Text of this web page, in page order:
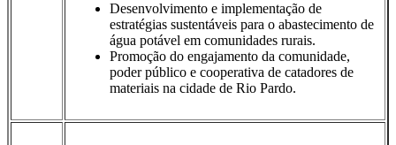
Desenvolvimento e implementação de
estratégias sustentáveis para o abastecimento de
água potável em comunidades rurais.
Promoção do engajamento da comunidade,
poder público e cooperativa de catadores de
materiais na cidade de Rio Pardo.